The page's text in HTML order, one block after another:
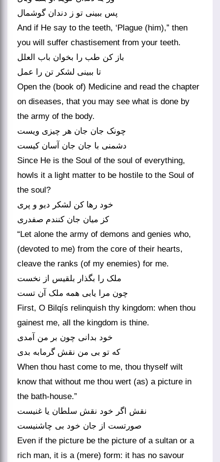
پس ببینی تو ز دندان گوشمال
And if He say to the teeth, ‘Plague (him),” then
you will suffer chastisement from your teeth.
باز کن طب را بخوان باب العلل
تا ببینی لشکر تن را عمل
Open the (book of) Medicine and read the chapter
on diseases, that you may see what is done by
the army of the body.
چونک جان جان هر چیزی ویست
دشمنی با جان جان آسان کیست
Since He is the Soul of the soul of everything,
howls it a light matter to be hostile to the Soul of
the soul?
خود رها کن لشکر دیو و پری
کز میان جان کنندم صفدری
“Let alone the army of demons and genies who,
(devoted to me) from the core of their hearts,
cleave the ranks (of my enemies) for me.
ملک را بگذار بلقیس از نخست
چون مرا یابی همه ملک آن تست
First, O Bilqís relinquish thy kingdom: when thou
gainest me, all the kingdom is thine.
خود بدانی چون بر من آمدی
که تو بی من نقش گرمابه بدی
When thou hast come to me, thou thyself wilt
know that without me thou wert (as) a picture in
the bath-house.”
نقش اگر خود نقش سلطان یا غنیست
صورتست از جان خود بی چاشنیست
Even if the picture be the picture of a sultan or a
rich man, it is a (mere) form: it has no savour